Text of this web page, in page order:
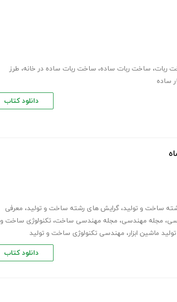
ربات، ساخت ربات ساده، ساخت ربات ساده در خانه، طرز
ساده
دانلود کتاب
ساخت و تولید، گرایش های رشته ساخت و تولید، معرفی
، مجله مهندسی، مجله مهندسی ساخت، تکنولوژی ساخت و
ماشین ابزار، مهندسی تکنولوژی ساخت و تولید
دانلود کتاب